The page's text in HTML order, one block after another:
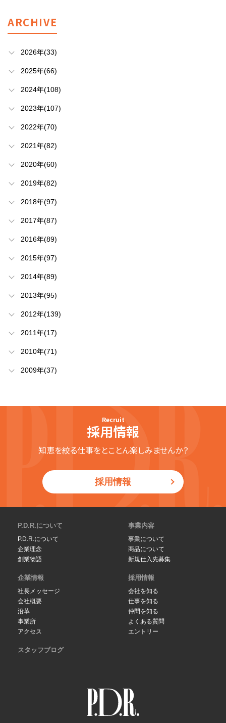
ARCHIVE
2026年(33)
2025年(66)
2024年(108)
2023年(107)
2022年(70)
2021年(82)
2020年(60)
2019年(82)
2018年(97)
2017年(87)
2016年(89)
2015年(97)
2014年(89)
2013年(95)
2012年(139)
2011年(17)
2010年(71)
2009年(37)
Recruit
採用情報
知恵を絞る仕事をとことん楽しみませんか？
採用情報
P.D.R.について
P.D.R.について
企業理念
創業物語
事業内容
事業について
商品について
新規仕入先募集
企業情報
社長メッセージ
会社概要
沿革
事業所
アクセス
採用情報
会社を知る
仕事を知る
仲間を知る
よくある質問
エントリー
スタッフブログ